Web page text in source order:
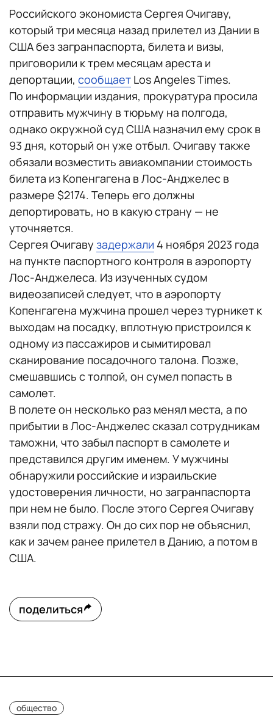
Российского экономиста Сергея Очигаву,
который три месяца назад прилетел из Дании в
США без загранпаспорта, билета и визы,
приговорили к трем месяцам ареста и
депортации, сообщает Los Angeles Times.
По информации издания, прокуратура просила
отправить мужчину в тюрьму на полгода,
однако окружной суд США назначил ему срок в
93 дня, который он уже отбыл. Очигаву также
обязали возместить авиакомпании стоимость
билета из Копенгагена в Лос-Анджелес в
размере $2174. Теперь его должны
депортировать, но в какую страну — не
уточняется.
Сергея Очигаву задержали 4 ноября 2023 года
на пункте паспортного контроля в аэропорту
Лос-Анджелеса. Из изученных судом
видеозаписей следует, что в аэропорту
Копенгагена мужчина прошел через турникет к
выходам на посадку, вплотную пристроился к
одному из пассажиров и сымитировал
сканирование посадочного талона. Позже,
смешавшись с толпой, он сумел попасть в
самолет.
В полете он несколько раз менял места, а по
прибытии в Лос-Анджелес сказал сотрудникам
таможни, что забыл паспорт в самолете и
представился другим именем. У мужчины
обнаружили российские и израильские
удостоверения личности, но загранпаспорта
при нем не было. После этого Сергея Очигаву
взяли под стражу. Он до сих пор не объяснил,
как и зачем ранее прилетел в Данию, а потом в
США.
поделиться
общество